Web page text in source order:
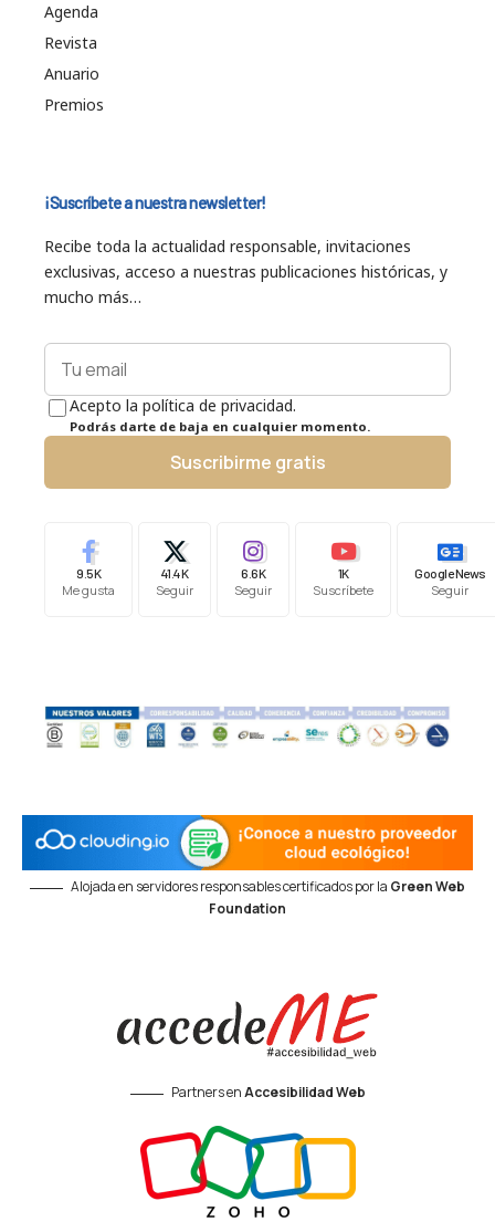
Agenda
Revista
Anuario
Premios
¡Suscríbete a nuestra newsletter!
Recibe toda la actualidad responsable, invitaciones
exclusivas, acceso a nuestras publicaciones históricas, y
mucho más…
Acepto la política de privacidad.
Podrás darte de baja en cualquier momento.
Suscribirme gratis
9.5K
Me gusta
41.4K
Seguir
6.6K
Seguir
1K
Suscríbete
Google News
Seguir
Alojada en servidores responsables certificados por la Green Web
Foundation
Partners enAccesibilidad Web